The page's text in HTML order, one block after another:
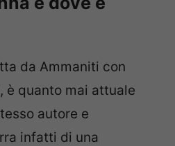
da Ammaniti con
è quanto mai attuale
autore e
infatti di una